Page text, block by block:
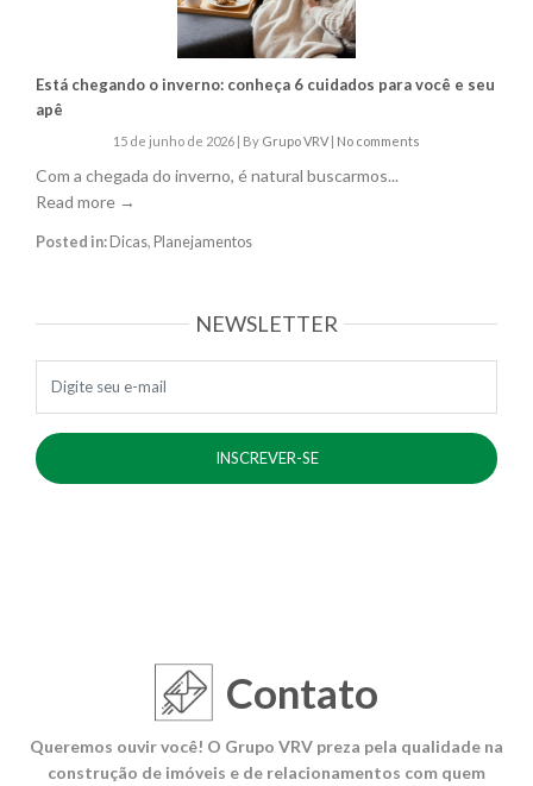
Está chegando o inverno: conheça 6 cuidados para você e seu
apê
15 de junho de 2026 | By Grupo VRV| No comments
Com a chegada do inverno, é natural buscarmos...
Read more →
Posted in: Dicas, Planejamentos
NEWSLETTER
Contato
Queremos ouvir você! O Grupo VRV preza pela qualidade na
construção de imóveis e de relacionamentos com quem